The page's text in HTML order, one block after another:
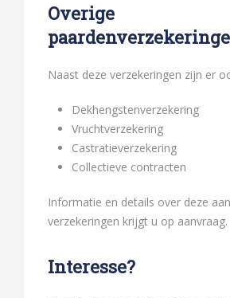
Overige
Naast deze verzekeringen zijn er
Dekhengstenverzekering
Vruchtverzekering
Castratieverzekering
Collectieve contracten
Informatie en details over deze
verzekeringen krijgt u op aanvraag.
Interesse?